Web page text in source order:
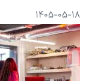
۱۴۰۵-۰۵-۱۸